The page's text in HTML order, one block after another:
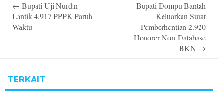
navigation
← Bupati Uji Nurdin
Lantik 4.917 PPPK Paruh
Waktu
Bupati Dompu Bantah
Keluarkan Surat
Pemberhentian 2.920
Honorer Non-Database
BKN →
TERKAIT